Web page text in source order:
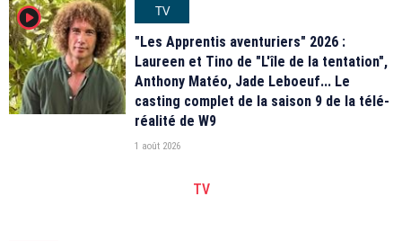
player2
TV
"Les Apprentis aventuriers" 2026 :
Laureen et Tino de "L'île de la tentation",
Anthony Matéo, Jade Leboeuf... Le
casting complet de la saison 9 de la télé-
réalité de W9
1 août 2026
TV